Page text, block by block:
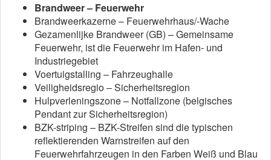
Brandweer – Feuerwehr
Brandweerkazerne – Feuerwehrhaus/-Wache
Gezamenlijke Brandweer (GB) – Gemeinsame
Feuerwehr, ist die Feuerwehr im Hafen- und
Industriegebiet
Voertuigstalling – Fahrzeughalle
Veiligheidsregio – Sicherheitsregion
Hulpverleningszone – Notfallzone (belgisches
Pendant zur Sicherheitsregion)
BZK-striping – BZK-Streifen sind die typischen
reflektierenden Warnstreifen auf den
Feuerwehrfahrzeugen in den Farben Weiß und Blau